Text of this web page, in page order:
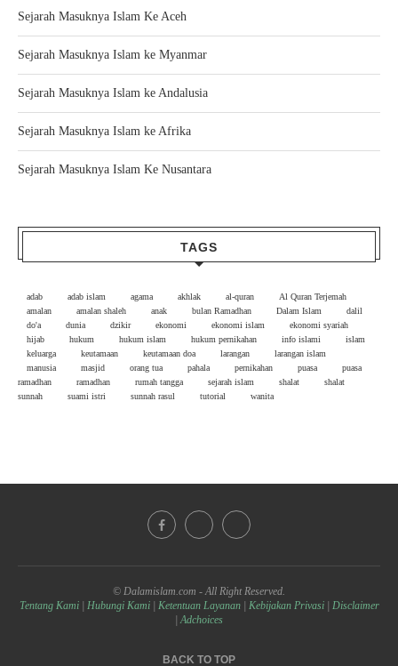
Sejarah Masuknya Islam Ke Aceh
Sejarah Masuknya Islam ke Myanmar
Sejarah Masuknya Islam ke Andalusia
Sejarah Masuknya Islam ke Afrika
Sejarah Masuknya Islam Ke Nusantara
TAGS
adab adab islam agama akhlak al-quran
Al Quran Terjemah
amalan
amalan shaleh anak bulan Ramadhan Dalam Islam
dalil
do'a
dunia dzikir ekonomi ekonomi islam
ekonomi syariah
hijab
hukum hukum islam hukum pernikahan info islami
islam
keluarga
keutamaan keutamaan doa larangan
larangan islam
manusia
masjid orang tua pahala pernikahan puasa
puasa
ramadhan
ramadhan rumah tangga sejarah islam shalat
shalat
sunnah
suami istri sunnah rasul tutorial wanita
© Dalamislam.com - All Right Reserved.
Tentang Kami
Hubungi Kami| Ketentuan Layanan| Kebijakan Privasi| Disclaimer
|Adchoices
BACK TO TOP